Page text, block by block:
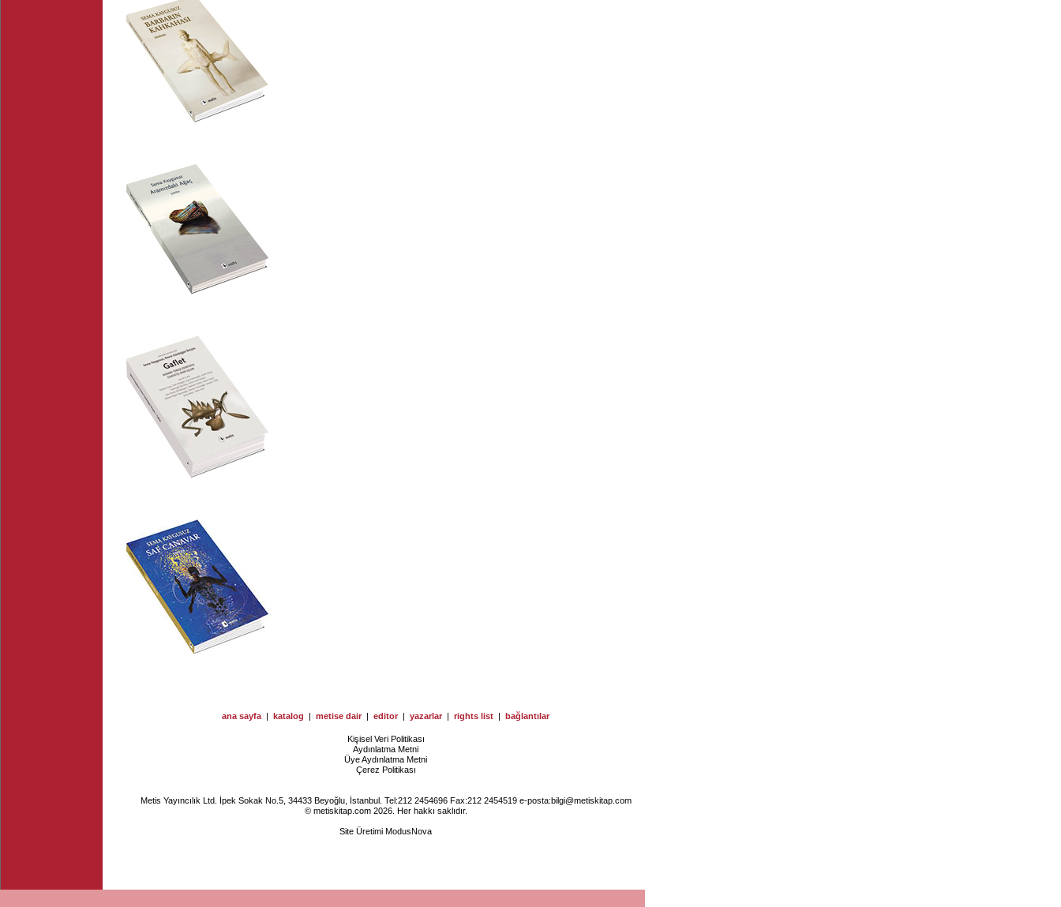
ana sayfa | katalog | metise dair | editor | yazarlar | rights list | bağlantılar
Kişisel Veri Politikası
Aydınlatma Metni
Üye Aydınlatma Metni
Çerez Politikası
Metis Yayıncılık Ltd. İpek Sokak No.5, 34433 Beyoğlu, İstanbul. Tel:212 2454696 Fax:212 2454519 e-posta:bilgi@metiskitap.com
© metiskitap.com 2026. Her hakkı saklıdır.
Site Üretimi ModusNova